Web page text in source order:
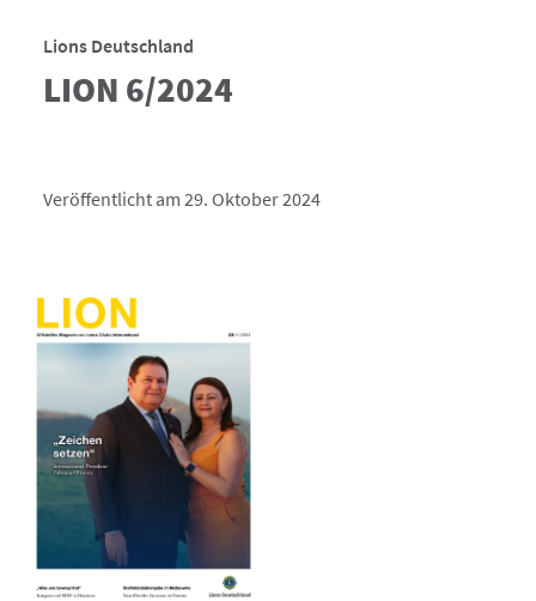
Lions Deutschland
LION 6/2024
Veröffentlicht am 29. Oktober 2024